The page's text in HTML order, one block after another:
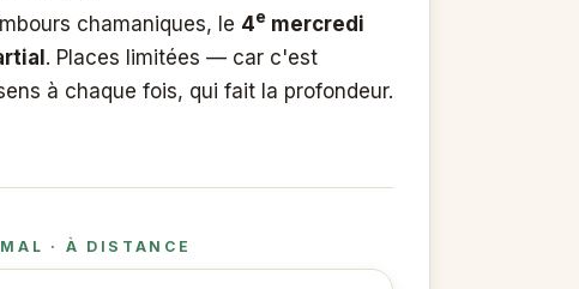
chamaniques, le 4e mercredi
. Places limitées — car c'est
à chaque fois, qui fait la profondeur.
· À DISTANCE